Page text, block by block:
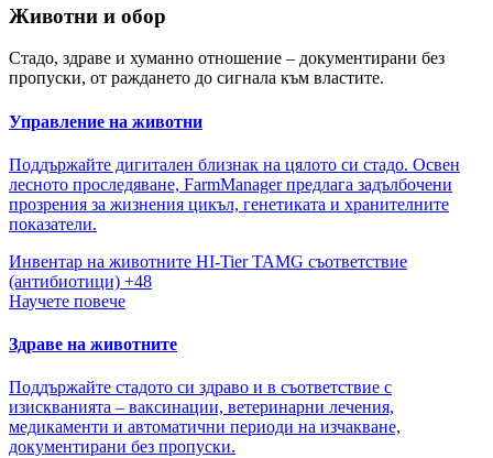
Животни и обор
Стадо, здраве и хуманно отношение – документирани без
пропуски, от раждането до сигнала към властите.
Управление на животни
Поддържайте дигитален близнак на цялото си стадо. Освен
лесното проследяване, FarmManager предлага задълбочени
прозрения за жизнения цикъл, генетиката и хранителните
показатели.
Инвентар на животните HI-TierTAMG съответствие
(антибиотици) +48
Научете повече
Здраве на животните
Поддържайте стадото си здраво и в съответствие с
изискванията – ваксинации, ветеринарни лечения,
медикаменти и автоматични периоди на изчакване,
документирани без пропуски.